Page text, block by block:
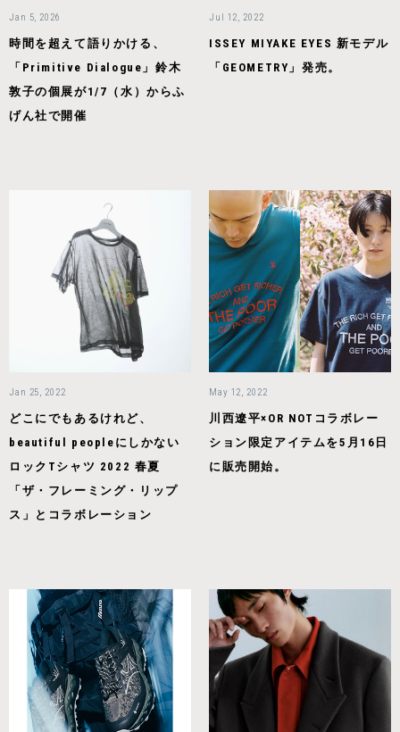
Jan 5, 2026
時間を超えて語りかける、
「Primitive Dialogue」鈴木
敦子の個展が1/7（水）からふ
げん社で開催
Jul 12, 2022
ISSEY MIYAKE EYES 新モデル
「GEOMETRY」発売。
Jan 25, 2022
どこにでもあるけれど、
beautiful peopleにしかない
ロックTシャツ 2022 春夏
「ザ・フレーミング・リップ
ス」とコラボレーション
May 12, 2022
川西遼平×OR NOTコラボレー
ション限定アイテムを5月16日
に販売開始。